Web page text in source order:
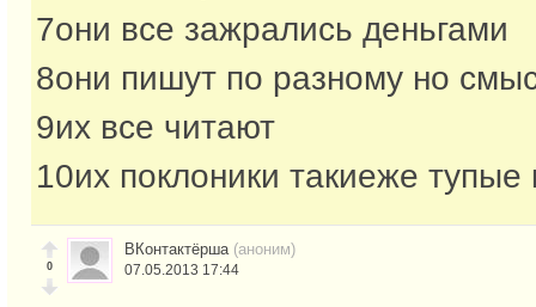
7они все зажрались деньгами
8они пишут по разному но
9их все читают
10их поклоники такиеже тупые
0
ВКонтактёрша (аноним)
07.05.2013 17:44